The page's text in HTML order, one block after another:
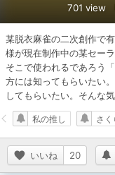
701 view
某脱衣麻雀の二次創作で
様が現在制作中の某セー
そこで使われるであろう
方には知ってもらいたい
してもらいたい。そんな
いいね 20
私の推し さく